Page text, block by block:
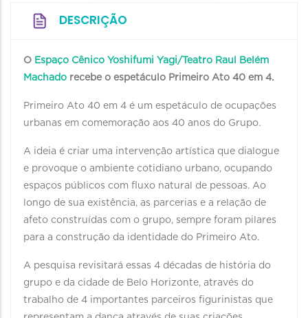
DESCRIÇÃO
O Espaço Cênico Yoshifumi Yagi/Teatro Raul Belém
Machado recebe o espetáculo Primeiro Ato 40 em 4.
Primeiro Ato 40 em 4 é um espetáculo de ocupações
urbanas em comemoração aos 40 anos do Grupo.
A ideia é criar uma intervenção artística que dialogue
e provoque o ambiente cotidiano urbano, ocupando
espaços públicos com fluxo natural de pessoas. Ao
longo de sua existência, as parcerias e a relação de
afeto construídas com o grupo, sempre foram pilares
para a construção da identidade do Primeiro Ato.
A pesquisa revisitará essas 4 décadas de história do
grupo e da cidade de Belo Horizonte, através do
trabalho de 4 importantes parceiros figurinistas que